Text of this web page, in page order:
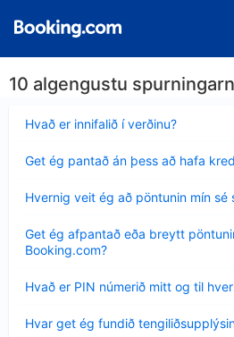
10 algengustu
Hvað er innifalið í verðinu?
sýnt
Get ég pantað án þess að hafa
sýnt
Hvernig veit ég að pöntunin mín sé
sýnt
Get ég afpantað eða breytt
Booking.com?
sýnt
Hvað er PIN númerið mitt og til
sýnt
Hvar get ég fundið
sýnt